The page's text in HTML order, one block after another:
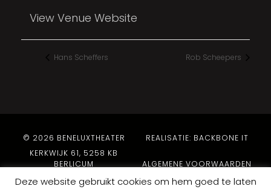
View Venue Website
Hans Scheffers Rob Scheepers
© 2026 BENELUXTHEATER
REALISATIE: BACKBONE IT
KERKWIJK 61, 5258 KB
BERLICUM
ALGEMENE VOORWAARDEN
PRIVACYBELEID
Deze website gebruikt cookies om hem goed te laten